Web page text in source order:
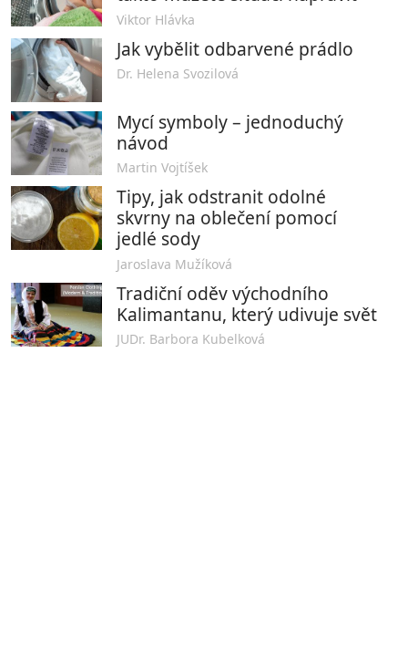
Viktor Hlávka
Jak vybělit odbarvené prádlo
Dr. Helena Svozilová
Mycí symboly – jednoduchý
návod
Martin Vojtíšek
Tipy, jak odstranit odolné
skvrny na oblečení pomocí
jedlé sody
Jaroslava Mužíková
Tradiční oděv východního
Kalimantanu, který udivuje svět
JUDr. Barbora Kubelková